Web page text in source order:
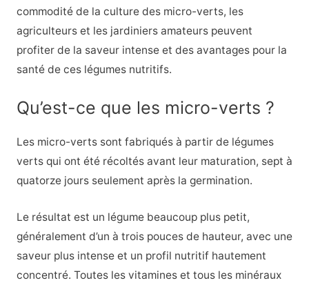
commodité de la culture des micro-verts, les
agriculteurs et les jardiniers amateurs peuvent
profiter de la saveur intense et des avantages pour la
santé de ces légumes nutritifs.
Qu’est-ce que les micro-verts ?
Les micro-verts sont fabriqués à partir de légumes
verts qui ont été récoltés avant leur maturation, sept à
quatorze jours seulement après la germination.
Le résultat est un légume beaucoup plus petit,
généralement d’un à trois pouces de hauteur, avec une
saveur plus intense et un profil nutritif hautement
concentré. Toutes les vitamines et tous les minéraux